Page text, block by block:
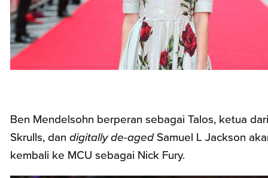
Ben Mendelsohn berperan sebagai Talos, ketua
Skrulls, dandigitally de-agedSamuel L Jackson
kembali ke MCU sebagai Nick Fury.